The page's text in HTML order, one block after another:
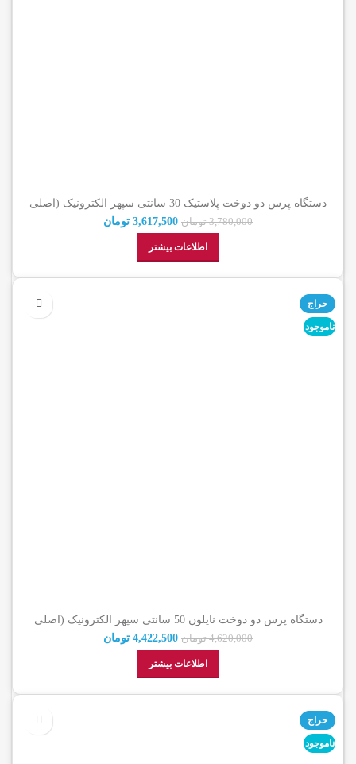
دستگاه پرس دو دوخت پلاستیک 30 سانتی سپهر الکترونیک (اصلی
شرکتی)
3,780,000 تومان 3,617,500 تومان
اطلاعات بیشتر
حراج
ناموجود
دستگاه پرس دو دوخت نایلون 50 سانتی سپهر الکترونیک (اصلی
شرکتی)
4,620,000 تومان 4,422,500 تومان
اطلاعات بیشتر
حراج
ناموجود